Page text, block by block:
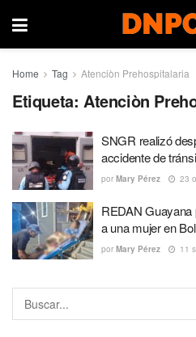
Home Tag Atenciòn Prehospitalaria
Etiqueta: Atenciòn
SNGR realizó
accidente de
por Mary Pérez 23
REDAN Guayana
a una mujer en
por Mary Pérez 11